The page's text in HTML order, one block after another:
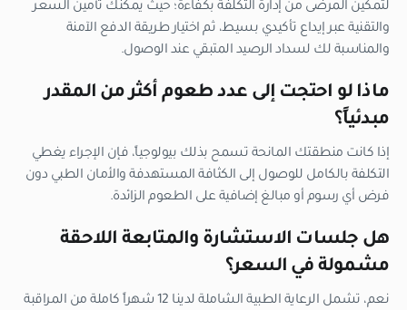
لتمكين المرضى من إدارة التكلفة بكفاءة؛ حيث يمكنك تأمين السعر
والتقنية عبر إيداع تأكيدي بسيط، ثم اختيار طريقة الدفع الآمنة
والمناسبة لك لسداد الرصيد المتبقي عند الوصول.
ماذا لو احتجت إلى عدد طعوم أكثر من المقدر
مبدئياً؟
إذا كانت منطقتك المانحة تسمح بذلك بيولوجياً، فإن الإجراء يغطي
التكلفة بالكامل للوصول إلى الكثافة المستهدفة والأمان الطبي دون
فرض أي رسوم أو مبالغ إضافية على الطعوم الزائدة.
هل جلسات الاستشارة والمتابعة اللاحقة
مشمولة في السعر؟
نعم، تشمل الرعاية الطبية الشاملة لدينا 12 شهراً كاملة من المراقبة